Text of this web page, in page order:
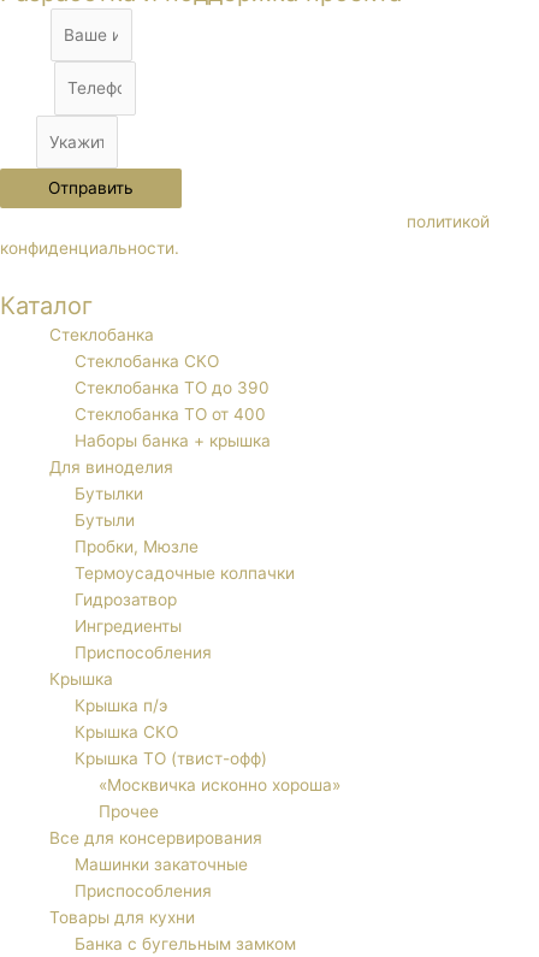
Отправить
политикой
конфиденциальности.
Каталог
Стеклобанка
Стеклобанка СКО
Стеклобанка ТО до 390
Стеклобанка ТО от 400
Наборы банка + крышка
Для виноделия
Бутылки
Бутыли
Пробки, Мюзле
Термоусадочные колпачки
Гидрозатвор
Ингредиенты
Приспособления
Крышка
Крышка п/э
Крышка СКО
Крышка ТО (твист-офф)
«Москвичка исконно хороша»
Прочее
Все для консервирования
Машинки закаточные
Приспособления
Товары для кухни
Банка с бугельным замком